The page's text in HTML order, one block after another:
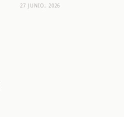
27 JUNIO, 2026